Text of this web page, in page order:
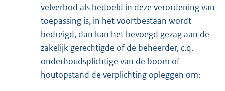
velverbod als bedoeld in deze verordening van
toepassing is, in het voortbestaan wordt
bedreigd, dan kan het bevoegd gezag aan de
zakelijk gerechtigde of de beheerder, c.q.
onderhoudsplichtige van de boom of
houtopstand de verplichting opleggen om: